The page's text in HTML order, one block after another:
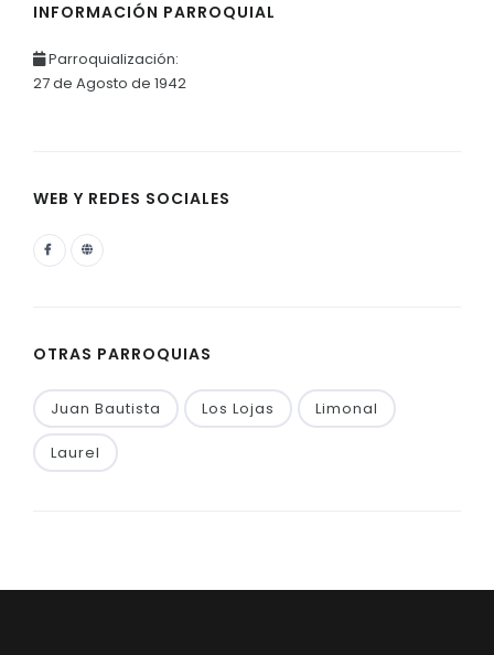
INFORMACIÓN PARROQUIAL
Parroquialización:
27 de Agosto de 1942
WEB Y REDES SOCIALES
OTRAS PARROQUIAS
Juan Bautista Los Lojas Limonal
Laurel